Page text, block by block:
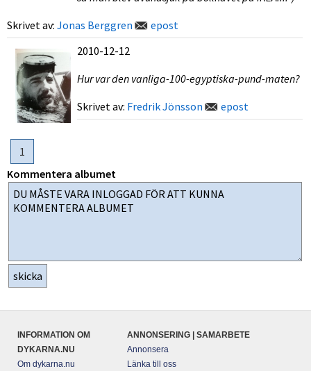
Skrivet av: Jonas Berggren
epost
2010-12-12
Hur var den vanliga-100-egyptiska-pund-maten?
Skrivet av: Fredrik Jönsson epost
1
Kommentera albumet
INFORMATION OM
DYKARNA.NU
Om dykarna.nu
ANNONSERING | SAMARBETE
Annonsera
Länka till oss